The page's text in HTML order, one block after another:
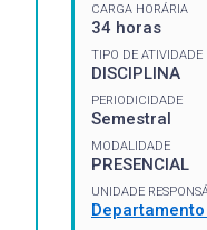
CARGA HORÁRIA
34 horas
TIPO DE ATIVIDADE
DISCIPLINA
PERIODICIDADE
Semestral
MODALIDADE
PRESENCIAL
UNIDADE